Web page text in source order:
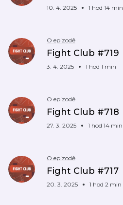
10. 4. 2025 1 hod 14 min
O epizodě
Fight Club #719
3. 4. 2025 1 hod 1 min
O epizodě
Fight Club #718
27. 3. 2025 1 hod 14 min
O epizodě
Fight Club #717
20. 3. 2025 1 hod 2 min